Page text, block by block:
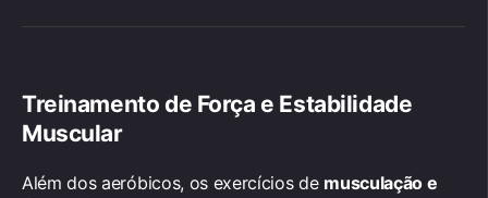
Treinamento de Força e Estabilidade
Muscular
Além dos aeróbicos, os exercícios de musculação e